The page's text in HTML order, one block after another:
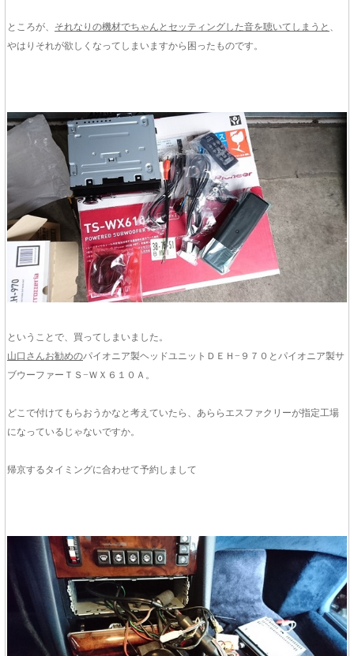
ところが、 それなりの機材でちゃんとセッティングした音を聴いてしまうと
やはりそれが欲しくなってしまいますから困ったものです。
ということで、買ってしまいました。
山口さんお勧めのパイオニア製ヘッドユニットＤＥＨ−９７０とパイオニア製サ
ブウーファーＴＳ−ＷＸ６１０Ａ。
どこで付けてもらおうかなと考えていたら、あららエスファクリーが指定工場
になっているじゃないですか。
帰京するタイミングに合わせて予約しまして